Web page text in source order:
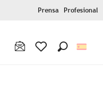
Prensa Profesional